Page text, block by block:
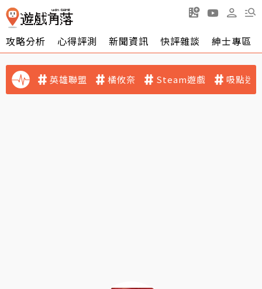
攻略分析 心得評測 新聞資訊 快評雜談 紳士專區
英雄聯盟 橘攸奈 Steam遊戲 吸點迷